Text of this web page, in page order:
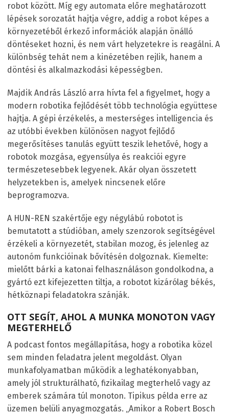
robot között. Míg egy automata előre meghatározott
lépések sorozatát hajtja végre, addig a robot képes a
környezetéből érkező információk alapján önálló
döntéseket hozni, és nem várt helyzetekre is reagálni. A
különbség tehát nem a kinézetében rejlik, hanem a
döntési és alkalmazkodási képességben.
Majdik András László arra hívta fel a figyelmet, hogy a
modern robotika fejlődését több technológia együttese
hajtja. A gépi érzékelés, a mesterséges intelligencia és
az utóbbi években különösen nagyot fejlődő
megerősítéses tanulás együtt teszik lehetővé, hogy a
robotok mozgása, egyensúlya és reakciói egyre
természetesebbek legyenek. Akár olyan összetett
helyzetekben is, amelyek nincsenek előre
beprogramozva.
A HUN-REN szakértője egy négylábú robotot is
bemutatott a stúdióban, amely szenzorok segítségével
érzékeli a környezetét, stabilan mozog, és jelenleg az
autonóm funkcióinak bővítésén dolgoznak. Kiemelte:
mielőtt bárki a katonai felhasználáson gondolkodna, a
gyártó ezt kifejezetten tiltja, a robotot kizárólag békés,
hétköznapi feladatokra szánják.
OTT SEGÍT, AHOL A MUNKA MONOTON VAGY
MEGTERHELŐ
A podcast fontos megállapítása, hogy a robotika közel
sem minden feladatra jelent megoldást. Olyan
munkafolyamatban működik a leghatékonyabban,
amely jól strukturálható, fizikailag megterhelő vagy az
emberek számára túl monoton. Tipikus példa erre az
üzemen belüli anyagmozgatás. „Amikor a Robert Bosch